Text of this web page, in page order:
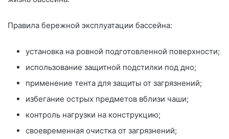
Правила бережной эксплуатации бассейна:
установка на ровной подготовленной поверхности;
использование защитной подстилки под дно;
применение тента для защиты от загрязнений;
избегание острых предметов вблизи чаши;
контроль нагрузки на конструкцию;
своевременная очистка от загрязнений;